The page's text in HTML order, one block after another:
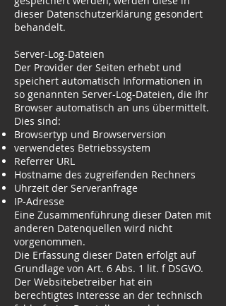
dieser Datenschutzerklärung gesondert
behandelt.
Server-Log-Dateien
Der Provider der Seiten erhebt und
speichert automatisch Informationen in
so genannten Server-Log-Dateien, die Ihr
Browser automatisch an uns übermittelt.
Dies sind:
Browsertyp und Browserversion
verwendetes Betriebssystem
Referrer URL
Hostname des zugreifenden Rechners
Uhrzeit der Serveranfrage
IP-Adresse
Eine Zusammenführung dieser Daten mit
anderen Datenquellen wird nicht
vorgenommen.
Die Erfassung dieser Daten erfolgt auf
Grundlage von Art. 6 Abs. 1 lit. f DSGVO.
Der Websitebetreiber hat ein
berechtigtes Interesse an der technisch